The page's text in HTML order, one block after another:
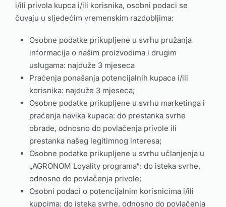
i/ili privola kupca i/ili korisnika, osobni podaci se
čuvaju u sljedećim vremenskim razdobljima:
Osobne podatke prikupljene u svrhu pružanja
informacija o našim proizvodima i drugim
uslugama: najduže 3 mjeseca
Praćenja ponašanja potencijalnih kupaca i/ili
korisnika: najduže 3 mjeseca;
Osobne podatke prikupljene u svrhu marketinga i
praćenja navika kupaca: do prestanka svrhe
obrade, odnosno do povlačenja privole ili
prestanka našeg legitimnog interesa;
Osobne podatke prikupljene u svrhu učlanjenja u
„AGRONOM Loyality programa“: do isteka svrhe,
odnosno do povlačenja privole;
Osobni podaci o potencijalnim korisnicima i/ili
kupcima: do isteka svrhe, odnosno do povlačenja